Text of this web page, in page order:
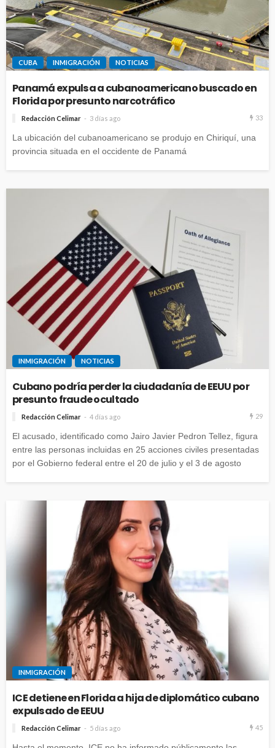
CUBA INMIGRACIÓN NOTICIAS
Panamá expulsa a cubanoamericano buscado en
Florida por presunto narcotráfico
Redacción Celimar 3 días ago 33
La ubicación del cubanoamericano se produjo en Chiriquí, una
provincia situada en el occidente de Panamá
INMIGRACIÓN NOTICIAS
Cubano podría perder la ciudadanía de EEUU por
presunto fraude ocultado
Redacción Celimar 4 días ago 29
El acusado, identificado como Jairo Javier Pedron Tellez, figura
entre las personas incluidas en 25 acciones civiles presentadas
por el Gobierno federal entre el 20 de julio y el 3 de agosto
INMIGRACIÓN
ICE detiene en Florida a hija de diplomático cubano
expulsado de EEUU
Redacción Celimar 5 días ago 45